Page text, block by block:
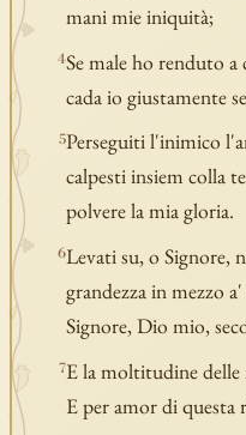
mani mie iniquità;
4Se male ho renduto a
cada io giustamente
5Perseguiti l'inimico
calpesti insiem colla
polvere la mia gloria.
6Levati su, o Signore,
grandezza in mezzo
Signore, Dio mio,
7E la moltitudine delle
E per amor di